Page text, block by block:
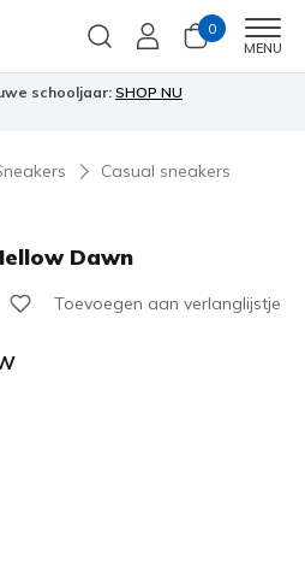
0
MENU
schooljaar: SHOP NU
Casual sneakers
Dawn
Toevoegen aan verlanglijstje